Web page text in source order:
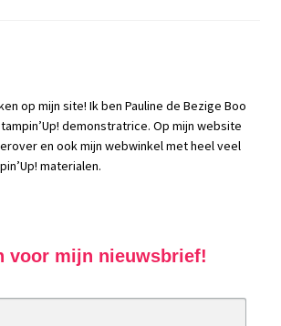
op mijn site! Ik ben Pauline de Bezige Boo
demonstratrice. Op mijn website
en ook mijn webwinkel met heel veel
materialen.
voor mijn nieuwsbrief!